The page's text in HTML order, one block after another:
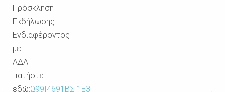
Πρόσκληση
Εκδήλωσης
Ενδιαφέροντος
με
ΑΔΑ
πατήστε
εδώ:Ω99Ι4691ΒΣ-1Ε3